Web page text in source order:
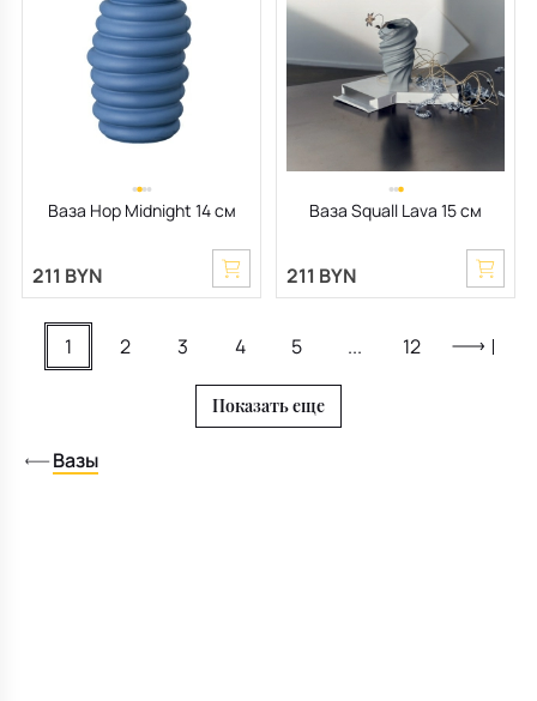
Ваза Hop Midnight 14 см
211 BYN
Ваза Squall Lava 15 cм
211 BYN
1 2 3 4 5 ... 12
Показать еще
Вазы